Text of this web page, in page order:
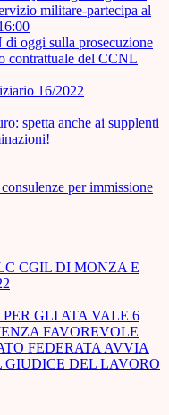
militare-partecipa al
oggi sulla prosecuzione
contrattuale del CCNL
16/2022
spetta anche ai supplenti
per immissione
CGIL DI MONZA E
GLI ATA VALE 6
FAVOREVOLE
FEDERATA AVVIA
GIUDICE DEL LAVORO